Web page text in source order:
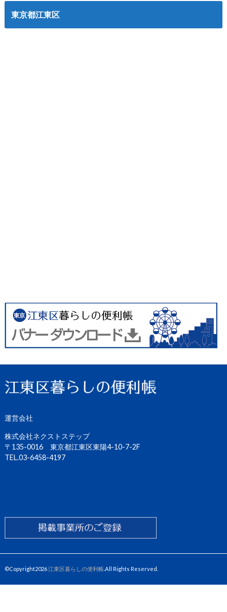
東京都江東区
運営会社
株式会社ネクストステップ
〒135-0016 東京都江東区東陽4-10-7-2F
TEL.03-6458-4197
©Copyright2026江東区暮らしの便利帳.All Rights Reserved.